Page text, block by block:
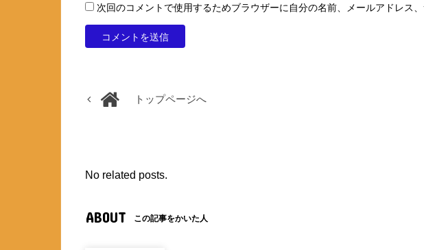
次回のコメントで使用するためブラウザーに自分の名前、メールアドレス、
トップページへ
No related posts.
ABOUT この記事をかいた人